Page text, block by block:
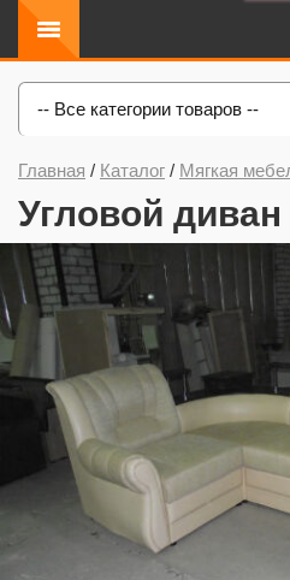
-- Все категории товаров --
Главная / Каталог / Мягкая
Угловой